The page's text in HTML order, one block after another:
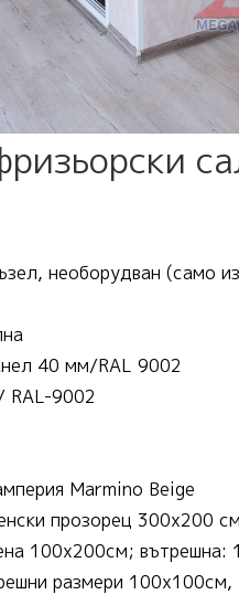
необорудван (само
40 мм/RAL 9002
RAL-9002
Marmino Beige
прозорец 300х200
100х200см; вътрешна:
размери 100х100см,